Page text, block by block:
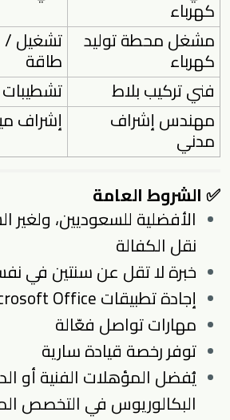
كهرباء
مشغل محطة توليد
كهرباء
تشغيل /
طاقة
فني تركيب بلاط
تشطيبات
مهندس إشراف
مدني
إشراف
✅ الشروط العامة
الأفضلية للسعوديين، ولغير
نقل الكفالة
خبرة لا تقل عن سنتين في
إجادة تطبيقات Microsoft Office
مهارات تواصل فعّالة
توفر رخصة قيادة سارية
يُفضل المؤهلات الفنية أو
البكالوريوس في التخصص